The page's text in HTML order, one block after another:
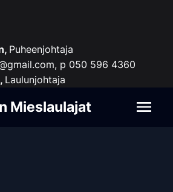
Mieslaulajat
Puheenjohtaja
p 050 596 4360
Laulunjohtaja
p. 0400 574 914
Seniorien yhteyshenkilö